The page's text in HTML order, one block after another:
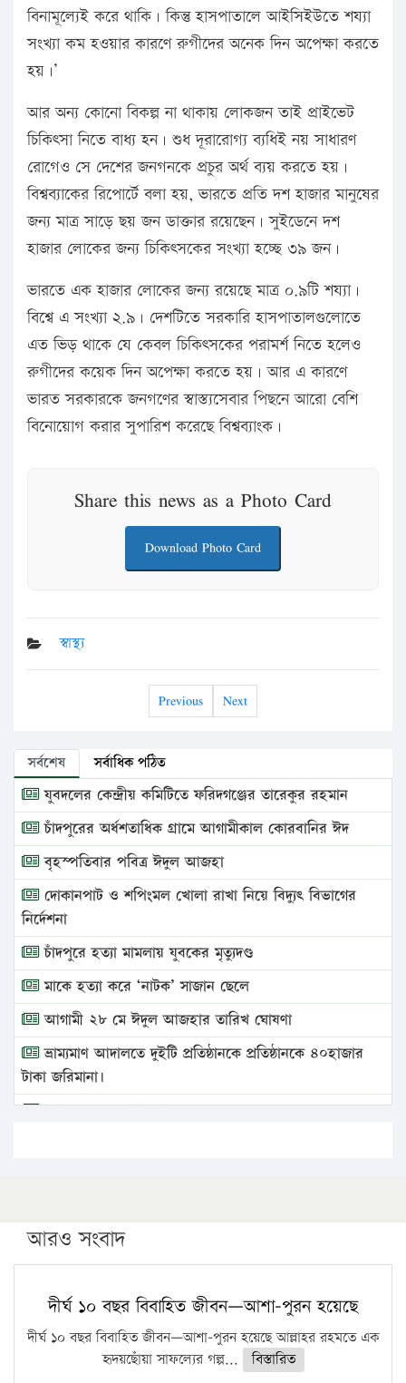
বিনামূল্যেই করে থাকি। কিন্তু হাসপাতালে আইসিইউতে শয্যা
সংখ্যা কম হওয়ার কারণে রুগীদের অনেক দিন অপেক্ষা করতে
হয়।’
আর অন্য কোনো বিকল্প না থাকায় লোকজন তাই প্রাইভেট
চিকিৎসা নিতে বাধ্য হন। শুধ দূরারোগ্য ব্যধিই নয় সাধারণ
রোগেও সে দেশের জনগনকে প্রচুর অর্থ ব্যয় করতে হয়।
বিশ্বব্যাকের রিপোর্টে বলা হয়, ভারতে প্রতি দশ হাজার মানুষের
জন্য মাত্র সাড়ে ছয় জন ডাক্তার রয়েছেন। সুইডেনে দশ
হাজার লোকের জন্য চিকিৎসকের সংখ্যা হচ্ছে ৩৯ জন।
ভারতে এক হাজার লোকের জন্য রয়েছে মাত্র ০.৯টি শয্যা।
বিশ্বে এ সংখ্যা ২.৯। দেশটিতে সরকারি হাসপাতালগুলোতে
এত ভিড় থাকে যে কেবল চিকিৎসকের পরামর্শ নিতে হলেও
রুগীদের কয়েক দিন অপেক্ষা করতে হয়। আর এ কারণে
ভারত সরকারকে জনগণের স্বাস্ত্যসেবার পিছনে আরো বেশি
বিনোয়োগ করার সুপারিশ করেছে বিশ্বব্যাংক।
Share this news as a Photo Card
Download Photo Card
স্বাস্থ্য
Previous Next
সর্বশেষ সর্বাধিক পঠিত
যুবদলের কেন্দ্রীয় কমিটিতে ফরিদগঞ্জের তারেকুর রহমান
চাঁদপুরের অর্ধশতাধিক গ্রামে আগামীকাল কোরবানির ঈদ
বৃহস্পতিবার পবিত্র ঈদুল আজহা
দোকানপাট ও শপিংমল খোলা রাখা নিয়ে বিদ্যুৎ বিভাগের
নির্দেশনা
চাঁদপুরে হত্যা মামলায় যুবকের মৃত্যুদণ্ড
মাকে হত্যা করে ‘নাটক’ সাজান ছেলে
আগামী ২৮ মে ঈদুল আজহার তারিখ ঘোষণা
ভ্রাম্যমাণ আদালতে দুইটি প্রতিষ্ঠানকে প্রতিষ্ঠানকে ৪০হাজার
টাকা জরিমানা।
এবার লঞ্চের ভাড়া বাড়ল
পিএইচডি করছেন কুয়েটের কৃতি…
সারা দেশে বজ্রাঘাতে ১৪ জনের প্রাণহানি
কঠোর হচ্ছে এসএসসি ও এইচএসসি পরীক্ষা
ফরিদগঞ্জে আগুনে পুড়লো ৬ ব্যবসা প্রতিষ্ঠান
আরও সংবাদ
দীর্ঘ ১০ বছর বিবাহিত জীবন—আশা-পুরন হয়েছে
দীর্ঘ ১০ বছর বিবাহিত জীবন—আশা-পুরন হয়েছে আল্লাহর রহমতে এক
হৃদয়ছোঁয়া সাফল্যের গল্প...
বিস্তারিত